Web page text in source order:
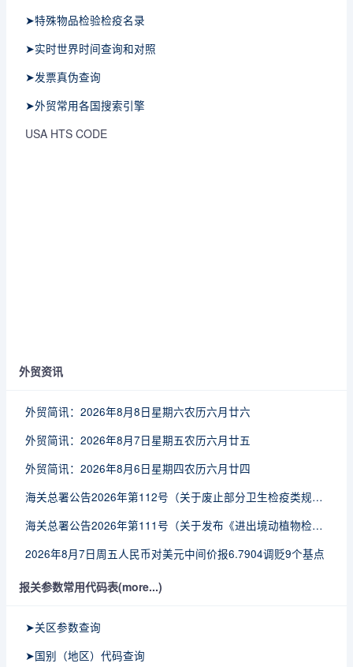
➤特殊物品检验检疫名录
➤实时世界时间查询和对照
➤发票真伪查询
➤外贸常用各国搜索引擎
USA HTS CODE
外贸资讯
外贸简讯：2026年8月8日星期六农历六月廿六
外贸简讯：2026年8月7日星期五农历六月廿五
外贸简讯：2026年8月6日星期四农历六月廿四
海关总署公告2026年第112号（关于废止部分卫生检疫类规范性文件的公告）
海关总署公告2026年第111号（关于发布《进出境动植物检疫处理监督管理工作规定》《进出境卫生处理监督管理工作规定》的公告）
2026年8月7日周五人民币对美元中间价报6.7904调贬9个基点
报关参数常用代码表(more...)
➤关区参数查询
➤国别（地区）代码查询